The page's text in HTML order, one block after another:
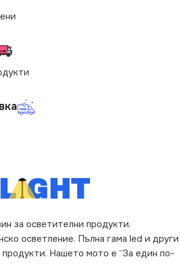
за осветителни продукти.
осветление. Пълна гама led и други
Нашето мото е “За един по-